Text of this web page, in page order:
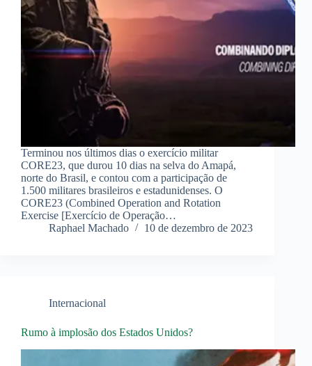
Terminou nos últimos dias o exercício militar
CORE23, que durou 10 dias na selva do Amapá,
norte do Brasil, e contou com a participação de
1.500 militares brasileiros e estadunidenses. O
CORE23 (Combined Operation and Rotation
Exercise [Exercício de Operação…
Raphael Machado
10 de dezembro de 2023
Internacional
Rumo à implosão dos Estados Unidos?